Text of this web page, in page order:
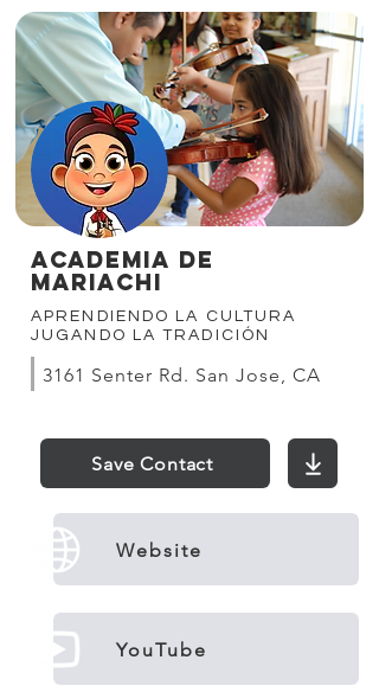
ACADEMIA DE
MARIACHI
APRENDIENDO LA CULTURA
JUGANDO LA TRADICIÓN
3161 Senter Rd. San Jose, CA
Save Contact
Website
YouTube